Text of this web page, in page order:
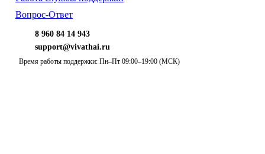
Вопрос-Ответ
8 960 84 14 943
support@vivathai.ru
Время работы поддержки: Пн–Пт 09:00–19:00 (МСК)